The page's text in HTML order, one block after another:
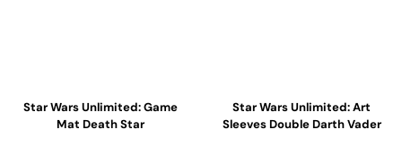
Star Wars Unlimited: Game
Mat Death Star
Star Wars Unlimited: Art
Sleeves Double Darth Vader